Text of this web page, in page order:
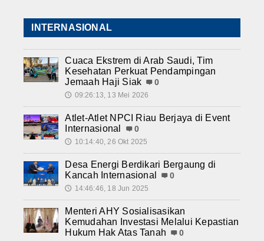
INTERNASIONAL
Cuaca Ekstrem di Arab Saudi, Tim
Kesehatan Perkuat Pendampingan
Jemaah Haji Siak
0
🕔 09:26:13, 13 Mei 2026
Atlet-Atlet NPCI Riau Berjaya di Event
Internasional
0
🕔 10:14:40, 26 Okt 2025
Desa Energi Berdikari Bergaung di
Kancah Internasional
0
🕔 14:46:46, 18 Jun 2025
Menteri AHY Sosialisasikan
Kemudahan Investasi Melalui Kepastian
Hukum Hak Atas Tanah
0